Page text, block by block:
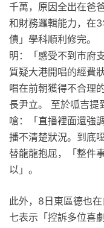
千萬，原因全出在爸
和財務邏輯能力，在
債」學科順利修完。
明：「感受不到市府
質疑大港開唱的經費
唱在前朝獲得不合理
長尹立。 至於呱吉提
嗆：「直播裡面還強
播不清楚狀況。到底
替龍龍抱屈，「整件
以」。
此外，8日東區德也
七表示「控訴多位喜